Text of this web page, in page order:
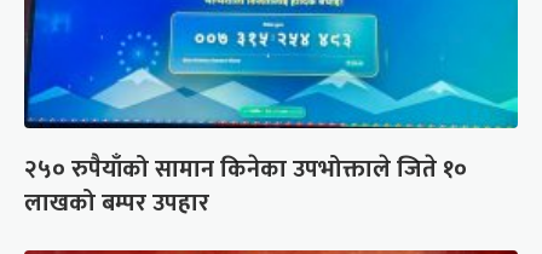
२५० रुपैयाँको सामान किनेका उपभोक्ताले जिते १०
लाखको बम्पर उपहार